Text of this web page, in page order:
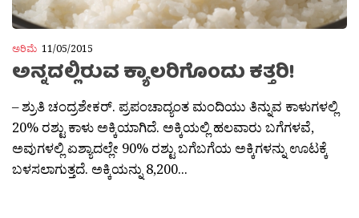
ಅರಿಮೆ 11/05/2015
ಅನ್ನದಲ್ಲಿರುವ ಕ್ಯಾಲರಿಗೊಂದು ಕತ್ತರಿ!
– ಶ್ರುತಿ ಚಂದ್ರಶೇಕರ್. ಪ್ರಪಂಚಾದ್ಯಂತ ಮಂದಿಯು ತಿನ್ನುವ ಕಾಳುಗಳಲ್ಲಿ
20% ರಶ್ಟು ಕಾಳು ಅಕ್ಕಿಯಾಗಿದೆ. ಅಕ್ಕಿಯಲ್ಲಿ ಹಲವಾರು ಬಗೆಗಳವೆ,
ಅವುಗಳಲ್ಲಿ ಏಶ್ಯಾದಲ್ಲೇ 90% ರಶ್ಟು ಬಗೆಬಗೆಯ ಅಕ್ಕಿಗಳನ್ನು ಊಟಕ್ಕೆ
ಬಳಸಲಾಗುತ್ತದೆ. ಅಕ್ಕಿಯನ್ನು 8,200...